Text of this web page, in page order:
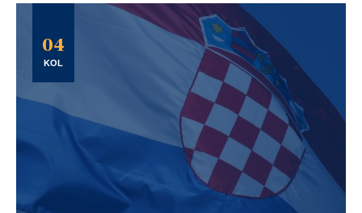
04
KOL